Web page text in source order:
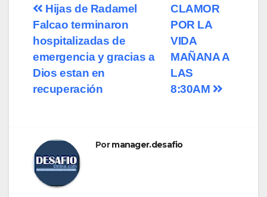
Navegación
de
entradas
CLAMOR
POR LA
VIDA
MAÑANA A
LAS
8:30AM
Hijas de Radamel
Falcao terminaron
hospitalizadas de
emergencia y gracias a
Dios estan en
recuperación
Pormanager.desafio